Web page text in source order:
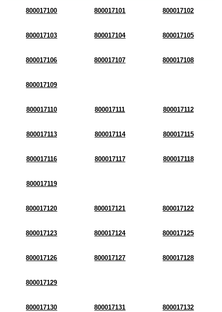
800017100 800017101 800017102
800017103 800017104 800017105
800017106 800017107 800017108
800017109
800017110 800017111 800017112
800017113 800017114 800017115
800017116 800017117 800017118
800017119
800017120 800017121 800017122
800017123 800017124 800017125
800017126 800017127 800017128
800017129
800017130 800017131 800017132